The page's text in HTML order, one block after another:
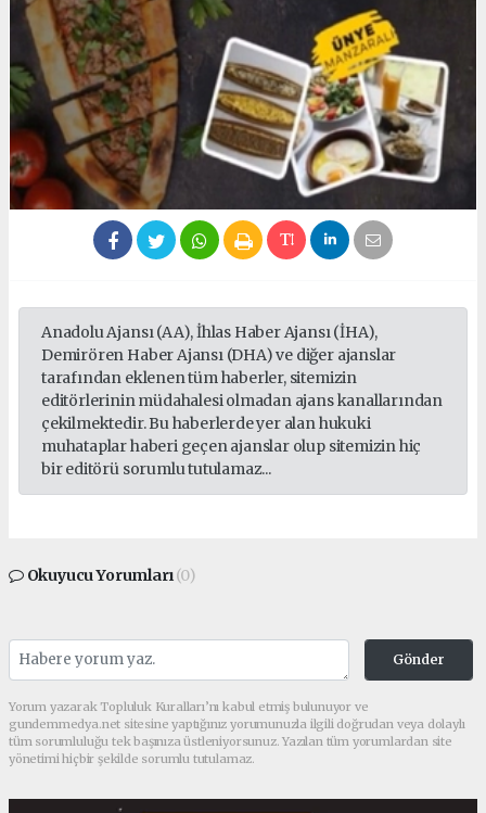
Anadolu Ajansı (AA), İhlas Haber Ajansı (İHA),
Demirören Haber Ajansı (DHA) ve diğer ajanslar
tarafından eklenen tüm haberler, sitemizin
editörlerinin müdahalesi olmadan ajans kanallarından
çekilmektedir. Bu haberlerde yer alan hukuki
muhataplar haberi geçen ajanslar olup sitemizin hiç
bir editörü sorumlu tutulamaz...
Okuyucu Yorumları(0)
Gönder
Yorum yazarak Topluluk Kuralları’nı kabul etmiş bulunuyor ve
gundemmedya.net sitesine yaptığınız yorumunuzla ilgili doğrudan veya dolaylı
tüm sorumluluğu tek başınıza üstleniyorsunuz. Yazılan tüm yorumlardan site
yönetimi hiçbir şekilde sorumlu tutulamaz.